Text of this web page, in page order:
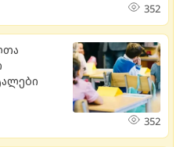
352
352